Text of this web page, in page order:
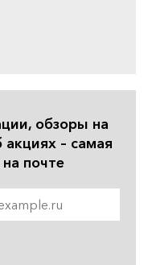
обзоры на
– самая
почте